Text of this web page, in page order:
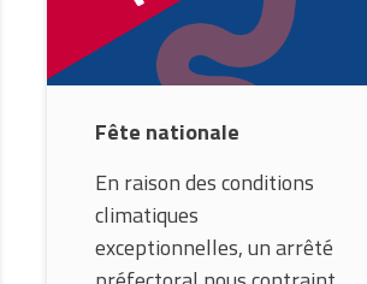
Fête nationale
En raison des conditions
climatiques
exceptionnelles, un arrêté